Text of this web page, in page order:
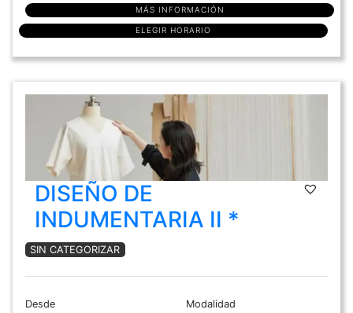
MÁS INFORMACIÓN
ELEGIR HORARIO
DISEÑO DE
INDUMENTARIA II *
SIN CATEGORIZAR
Desde Modalidad